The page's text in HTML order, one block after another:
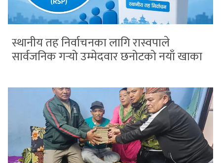
स्थानीय तह निर्वाचनका लागि रास्वपाले
सार्वजनिक गर्‍यो उम्मेदवार छनोटको नयाँ खाका